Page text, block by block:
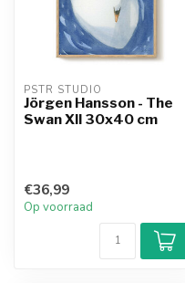
PSTR STUDIO
Jörgen Hansson - The
Swan XII 30x40 cm
€36,99
Op voorraad